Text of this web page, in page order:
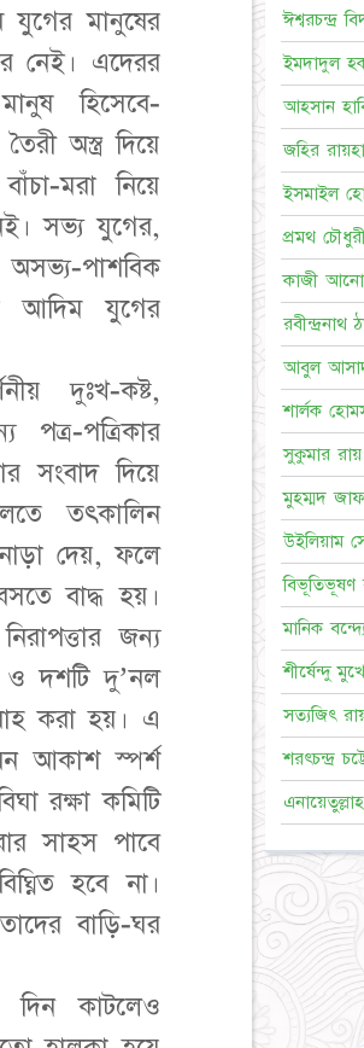
ঈশ্বরচন্দ্র
ইমদাদুল
আহসান
জহির
ইসমাইল
প্রমথ
কাজী
রবীন্দ্রনাথ
আবুল
শার্লক
সুকুমার রায়
মুহম্মদ
উইলিয়াম
বিভূতিভূষণ
মানিক
শীর্ষেন্দু
সত্যজিৎ
শরৎচন্দ্র